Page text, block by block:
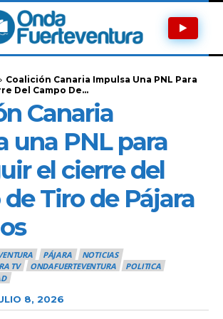
Coalición Canaria Impulsa Una PNL Para
Del Campo De...
Canaria
una PNL para
el cierre del
Tiro de Pájara
PÁJARA
NOTICIAS
TV
ONDAFUERTEVENTURA
POLITICA
8, 2026